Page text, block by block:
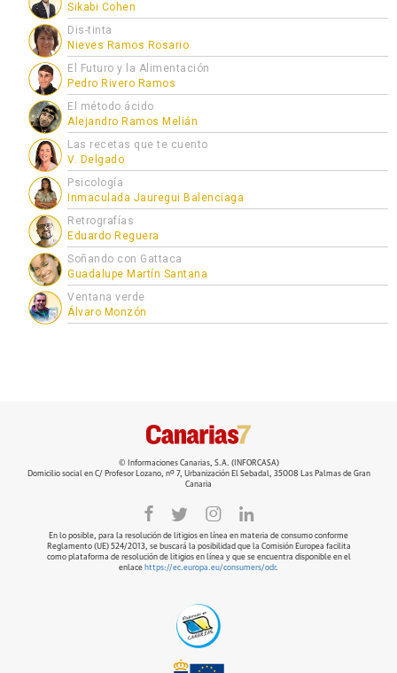
Sikabi Cohen
Dis-tinta
Nieves Ramos Rosario
El Futuro y la Alimentación
Pedro Rivero Ramos
El método ácido
Alejandro Ramos Melián
Las recetas que te cuento
V. Delgado
Psicología
Inmaculada Jauregui Balenciaga
Retrografías
Eduardo Reguera
Soñando con Gattaca
Guadalupe Martín Santana
Ventana verde
Álvaro Monzón
© Informaciones Canarias, S.A. (INFORCASA)
Domicilio social en C/ Profesor Lozano, nº 7, Urbanización El Sebadal, 35008 Las Palmas de Gran
Canaria
En lo posible, para la resolución de litigios en línea en materia de consumo conforme
Reglamento (UE) 524/2013, se buscará la posibilidad que la Comisión Europea facilita
como plataforma de resolución de litigios en línea y que se encuentra disponible en el
enlace https://ec.europa.eu/consumers/odr.